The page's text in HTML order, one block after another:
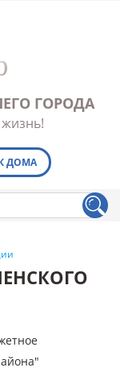
ГОРОДА
ДОМА